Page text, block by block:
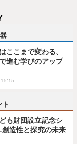
ここまで変わる、
進む学びのアップ
ト
も財団設立記念シ
造性と探究の未来